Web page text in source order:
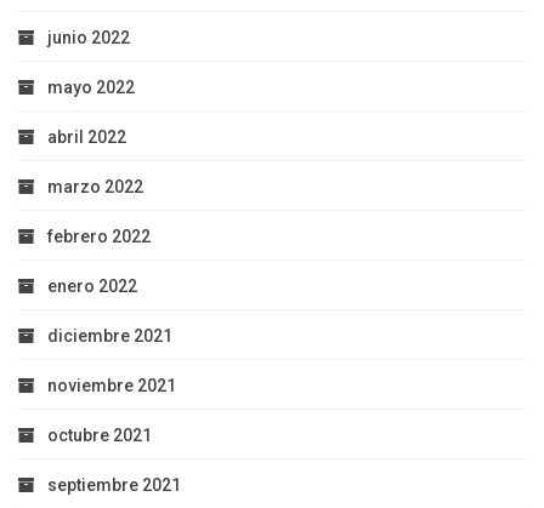
junio 2022
mayo 2022
abril 2022
marzo 2022
febrero 2022
enero 2022
diciembre 2021
noviembre 2021
octubre 2021
septiembre 2021